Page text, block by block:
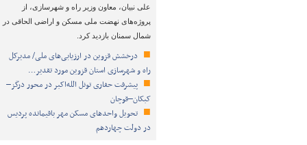
علی نبیان، معاون وزیر راه و شهرسازی، از
پروژه‌های نهضت ملی مسکن و اراضی الحاقی در
شمال سمنان بازدید کرد.
درخشش قزوین در ارزیابی‌های ملی/ مدیرکل
راه و شهرسازی استان قزوین مورد تقدیر…
پیشرفت حفاری تونل الله‌اکبر در محور درگز–
کبکان–قوچان
تحویل واحدهای مسکن مهر باقیمانده پردیس
در دولت چهاردهم